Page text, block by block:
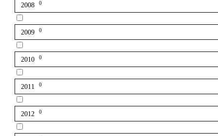
2008 0
2009 0
2010 0
2011 0
2012 0